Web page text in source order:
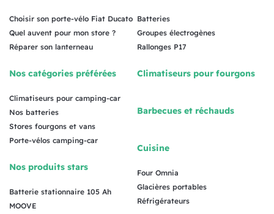
Choisir son porte-vélo Fiat Ducato
Quel auvent pour mon store ?
Réparer son lanterneau
Nos catégories préférées
Climatiseurs pour camping-car
Nos batteries
Stores fourgons et vans
Porte-vélos camping-car
Nos produits stars
Batterie stationnaire 105 Ah
MOOVE
Batteries
Groupes électrogènes
Rallonges P17
Climatiseurs pour fourgons
Barbecues et réchauds
Cuisine
Four Omnia
Glacières portables
Réfrigérateurs